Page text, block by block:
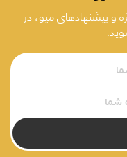
و پیشنهادهای میو، در